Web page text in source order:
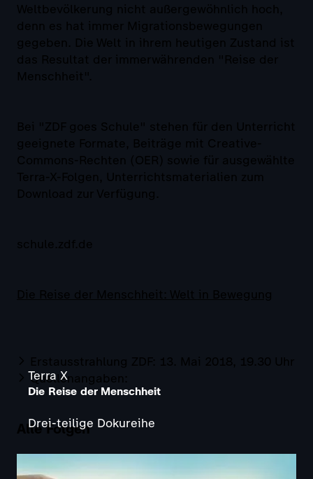
Weltbevölkerung nicht außergewöhnlich hoch,
denn es hat immer Migrationsbewegungen
gegeben. Die Welt in ihrem heutigen Zustand ist
das Resultat der immerwährenden "Reise der
Menschheit".
Bei "ZDF goes Schule" stehen für den Unterricht
geeignete Formate, Beiträge mit Creative-
Commons-Rechten (OER) sowie für ausgewählte
Terra-X-Folgen, Unterrichtsmaterialien zum
Download zur Verfügung.
schule.zdf.de
Die Reise der Menschheit: Welt in Bewegung
Erstausstrahlung ZDF: 13. Mai 2018, 19.30 Uhr
Quellenangaben:
Alle Folgen
Terra X
Die Reise der Menschheit
Drei-teilige Dokureihe